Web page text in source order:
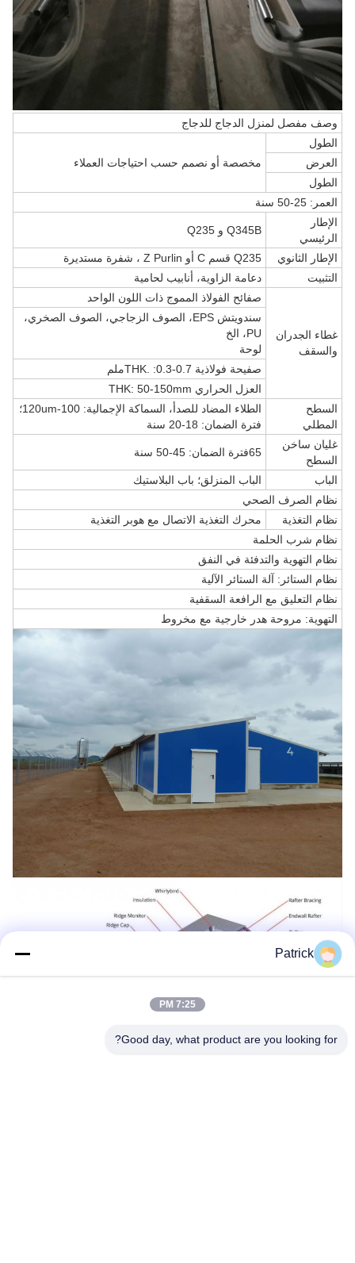
وصف مفصل لمنزل الدجاج للدجاج
الطول
مخصصة أو نصمم حسب احتياجات العملاء
العرض
الطول
العمر: 25-50 سنة
الإطار
الرئيسي
Q345B و Q235
الإطار الثانوي
Q235 قسم C أو Z Purlin ، شفرة مستديرة
التثبيت
دعامة الزاوية، أنابيب لحامية
غطاء الجدران
والسقف
صفائح الفولاذ المموج ذات اللون الواحد
سندويتش EPS، الصوف الزجاجي، الصوف الصخري،
PU، الخ
لوحة
صفيحة فولاذية THK. :0.3-0.7ملم
العزل الحراري THK: 50-150mm
السطح
المطلي
الطلاء المضاد للصدأ، السماكة الإجمالية: 100-120um؛
فترة الضمان: 18-20 سنة
غليان ساخن
السطح
65فترة الضمان: 45-50 سنة
الباب
الباب المنزلق؛ باب البلاستيك
نظام الصرف الصحي
نظام التغذية
محرك التغذية الاتصال مع هوبر التغذية
نظام شرب الحلمة
نظام التهوية والتدفئة في النفق
نظام الستائر: آلة الستائر الآلية
نظام التعليق مع الرافعة السقفية
التهوية: مروحة هدر خارجية مع مخروط
Patrick
7:25 PM
Good day, what product are you looking for?